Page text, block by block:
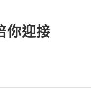
你迎接